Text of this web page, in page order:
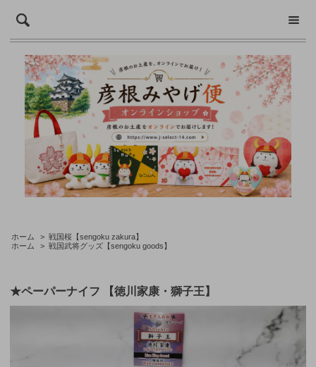
ホーム > 戦国桜【sengoku zakura】
ホーム
> 戦国武将グッズ【sengoku goods】
★ペーパーナイフ 【徳川家康・獅子王】